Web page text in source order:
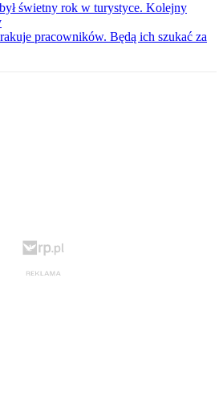
świetny rok w turystyce. Kolejny
pracowników. Będą ich szukać za